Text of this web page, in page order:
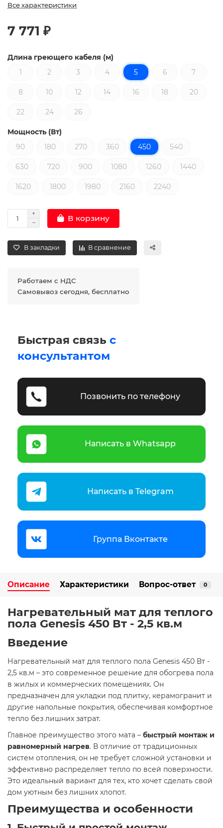
Все характеристики
7 771 ₽
Длина греющего кабеля (м)
1
2 3 4 5 6 7
8 10 12 14 16 18 20
22 24 26
Мощность (Вт)
90
180 270 360 450 540
630 720 900 1080 1260 1440
1620 1800 1980 2160 2240
В корзину
В закладки В сравнение
Работаем с НДС
Самовывоз сегодня, бесплатно
Быстрая связь с
консультантом
Позвонить по телефону
Написать в Whatsapp
Написать в Telegram
Группа Вконтакте
Описание Характеристики Вопрос-ответ 0
Нагревательный мат для теплого
пола Genesis 450 Вт - 2,5 кв.м
Введение
Нагревательный мат для теплого пола Genesis 450 Вт -
2,5 кв.м – это современное решение для обогрева пола
в жилых и коммерческих помещениях. Он
предназначен для укладки под плитку, керамогранит и
другие напольные покрытия, обеспечивая комфортное
тепло без лишних затрат.
Главное преимущество этого мата – быстрый монтаж и
равномерный нагрев. В отличие от традиционных
систем отопления, он не требует сложной установки и
эффективно распределяет тепло по всей поверхности.
Это идеальный вариант для тех, кто хочет сделать свой
дом уютным без лишних хлопот.
Преимущества и особенности